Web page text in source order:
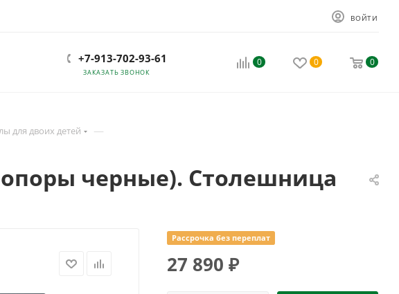
ВОЙТИ
+7-913-702-93-61
ЗАКАЗАТЬ ЗВОНОК
0 0 0
для двоих детей —
черные). Столешница
Рассрочка без переплат
27 890 ₽